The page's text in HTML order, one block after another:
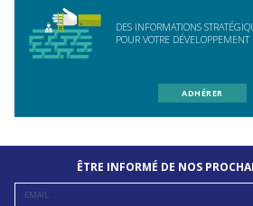
DES INFORMATIONS
POUR VOTRE DÉVELOPPEMENT
ADHÉRER
ÊTRE INFORMÉ DE NOS